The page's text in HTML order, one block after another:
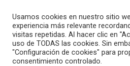
search
Usamos cookies en nuestro sitio
experiencia más relevante
visitas repetidas. Al hacer clic en
uso de TODAS las cookies. Sin
"Configuración de cookies" para
consentimiento controlado.